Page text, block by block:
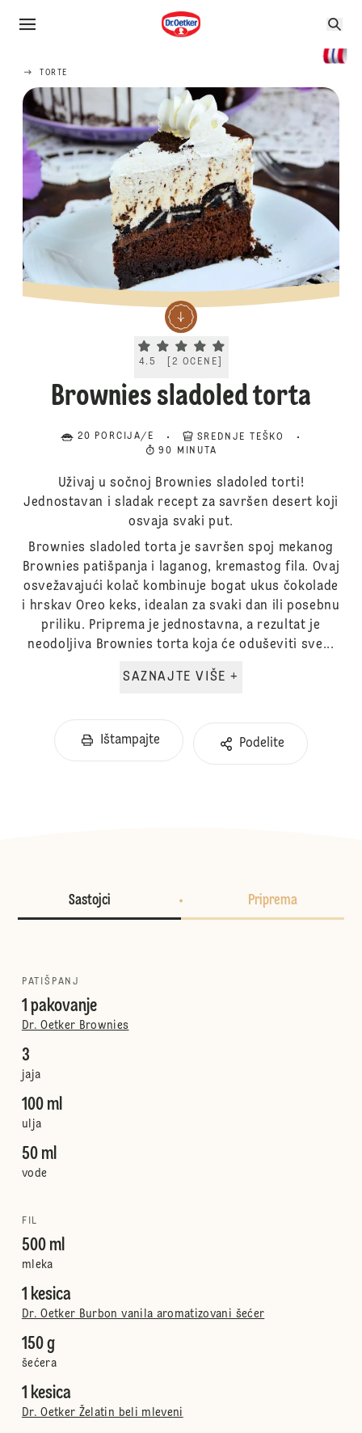
TORTE
Current rating 4.5. Click to rate.
4.5 2 OCENE
Brownies sladoled torta
20 PORCIJA/E
SREDNJE TEŠKO
90 MINUTA
Uživaj u sočnoj Brownies sladoled torti!
Jednostavan i sladak recept za savršen desert koji
osvaja svaki put.
Brownies sladoled torta je savršen spoj mekanog
Brownies patišpanja i laganog, kremastog fila. Ovaj
osvežavajući kolač kombinuje bogat ukus čokolade
i hrskav Oreo keks, idealan za svaki dan ili posebnu
priliku. Priprema je jednostavna, a rezultat je
neodoljiva Brownies torta koja će oduševiti sve...
SAZNAJTE VIŠE +
Ištampajte Podelite
Sastojci Priprema
PATIŠPANJ
1 pakovanje
Dr. Oetker Brownies
3
jaja
100 ml
ulja
50 ml
vode
FIL
500 ml
mleka
1 kesica
Dr. Oetker Burbon vanila aromatizovani šećer
150 g
šećera
1 kesica
Dr. Oetker Želatin beli mleveni